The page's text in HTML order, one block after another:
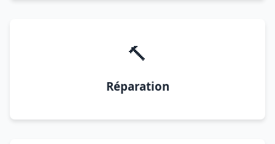
🔨
Réparation